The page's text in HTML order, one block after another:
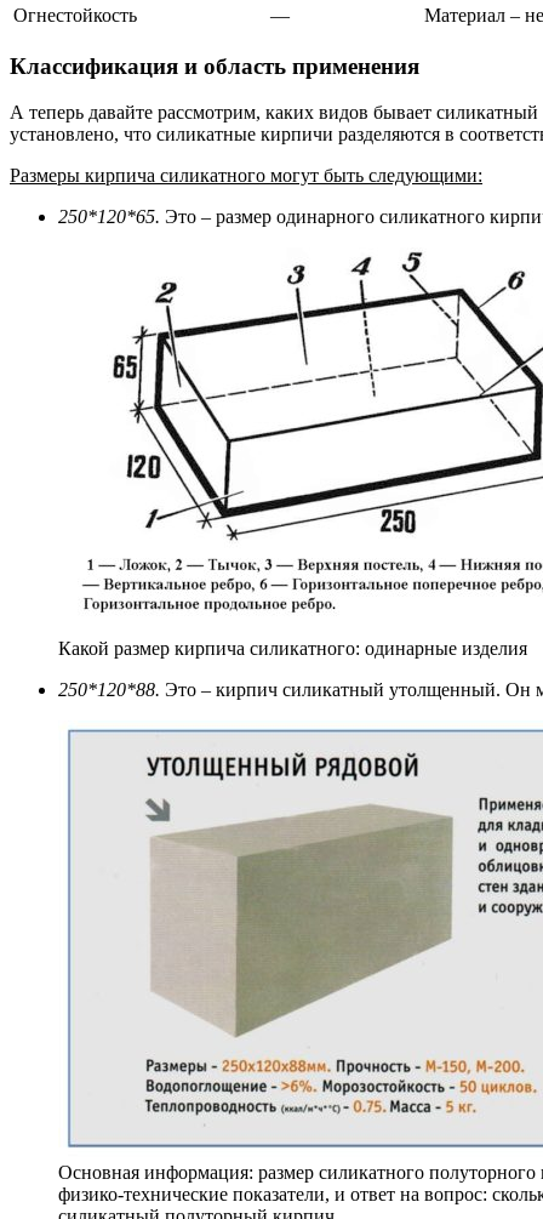
Огнестойкость
— Материал –
Классификация и область применения
А теперь давайте рассмотрим, каких видов бывает
установлено, что силикатные кирпичи разделяются в
Размеры кирпича силикатного могут быть следующими:
250*120*65. Это – размер одинарного силикатного
Какой размер кирпича силикатного: одинарные изделия
250*120*88. Это – кирпич силикатный утолщенный. Он
Основная информация: размер силикатного полуторного
физико-технические показатели, и ответ на вопрос: